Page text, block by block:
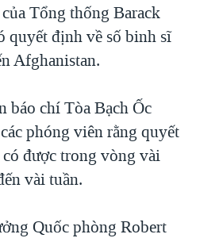
CỦA MỸ: QUÁ KHỨ VÀ HIỆN
TẠI DẢI GAZA
Tổng thống Barack
quyết định về số binh sĩ
Afghanistan.
báo chí Tòa Bạch Ốc
phóng viên rằng quyết
được trong vòng vài
vài tuần.
Quốc phòng Robert